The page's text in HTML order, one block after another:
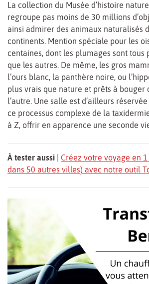
La collection du Musée d’histoire
regroupe pas moins de 30 millions
ainsi admirer des animaux naturalisés
continents. Mention spéciale pour les
centaines, dont les plumages sont tous
que les autres. De même, les gros
l’ours blanc, la panthère noire, ou
plus vrais que nature et prêts à bouger
l’autre. Une salle est d’ailleurs
ce processus complexe de la
à Z, offrir en apparence une seconde
À tester aussi
Créez votre voyage en
dans 50 autres villes) avec notre outil